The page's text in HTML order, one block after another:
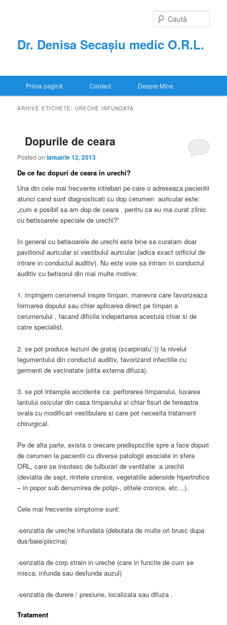
Dr. Denisa Secașiu medic O.R.L.
Prima pagină Contact Despre Mine
ARHIVE ETICHETE:URECHE INFUNDATA
Dopurile de ceara
Posted onianuarie 12, 2013
De ce fac dopuri de ceara in urechi?
Una din cele mai frecvente intrebari pe care o adreseaza pacientii
atunci cand sunt diagnosticati cu dop cerumen auricular este:
„cum e posibil sa am dop de ceara , pentru ca eu ma curat zilnic
cu betisoarele speciale de urechi?”
In general cu betisoarele de urechi este bine sa curatam doar
pavilionul auricular si vestibulul auricular (adica exact orificiul de
intrare in conductul auditiv). Nu este voie sa intram in conductul
auditiv cu betisorul din mai multe motive:
1. impingem cerumenul inspre timpan, manevra care favorizeaza
formarea dopului sau chiar aplicarea direct pe timpan a
cerumenului , facand dificila indepartarea acestuia chiar si de
catre specialist.
2. se pot produce leziuni de grataj (scarpinatu’:)) la nivelul
tegumentului din conductul auditiv, favorizand infectiile cu
germenii de vecinatate (otita externa difuza).
3. se pot intampla accidente ca: perforarea timpanului, luxarea
lantului osicular din casa timpanului si chiar fisuri de fereastra
ovala cu modificari vestibulare si care pot necesita tratament
chirurgical.
Pe de alta parte, exista o orecare predispozitie spre a face dopuri
de cerumen la pacientii cu diverse patologii asociate in sfera
ORL, care se insotesc de tulburari de ventilatie a urechii
(deviatia de sept, rinitele cronice, vegetatiile adenoide hipertrofice
– in popor sub denumirea de polipi-, otitele cronice, etc…).
Cele mai frecvente simptome sunt:
-senzatia de ureche infundata (debutata de multe ori brusc dupa
dus/baie/piscina)
-senzatia de corp strain in ureche (care in functie de cum se
misca, infunda sau desfunda auzul)
-senzatia de durere / presiune, localizata sau difuza .
Tratament